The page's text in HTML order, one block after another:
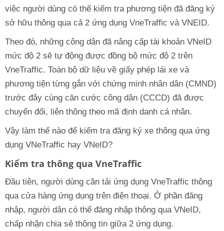
việc người dùng có thể kiểm tra phương tiện đã đăng ký
sở hữu thông qua cả 2 ứng dụng VneTraffic và VNEID.
Theo đó, những công dân đã nâng cấp tài khoản VNeID
mức độ 2 sẽ tự động được đồng bộ mức độ 2 trên
VneTraffic. Toàn bộ dữ liệu về giấy phép lái xe và
phương tiện từng gắn với chứng minh nhân dân (CMND)
trước đây cùng căn cước công dân (CCCD) đã được
chuyển đổi, liên thông theo mã định danh cá nhân.
Vậy làm thế nào để kiểm tra đăng ký xe thông qua ứng
dụng VNeTraffic hay VNeID?
Kiểm tra thông qua VneTraffic
Đầu tiên, người dùng cần tải ứng dụng VneTraffic thông
qua cửa hàng ứng dụng trên điện thoại. Ở phần đăng
nhập, người dân có thể đăng nhập thông qua VNeID,
chấp nhận chia sẻ thông tin giữa 2 ứng dụng.